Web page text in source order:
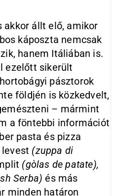
akkor állt elő, amikor
káposzta nemcsak
hanem Itáliában is.
ezelőtt sikerült
pásztorok
földjén is közkedvelt,
– mármint
a föntebbi információt
pasta és pizza
(zuppa di
(gòlas de patate),
Serba) és más
minden határon